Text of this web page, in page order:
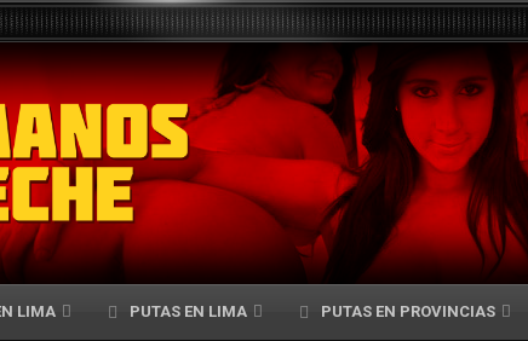
LIMA PUTAS EN LIMA PUTAS EN PROVINCIAS